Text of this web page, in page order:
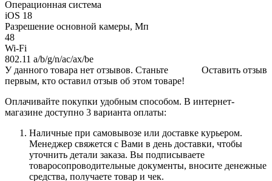
Операционная система
iOS 18
Разрешение основной камеры, Мп
48
Wi-Fi
802.11 a/b/g/n/ac/ax/be
Оставить отзыв
У данного товара нет отзывов. Станьте
первым, кто оставил отзыв об этом товаре!
Оплачивайте покупки удобным способом. В интернет-
магазине доступно 3 варианта оплаты:
Наличные при самовывозе или доставке курьером.
Менеджер свяжется с Вами в день доставки, чтобы
уточнить детали заказа. Вы подписываете
товаросопроводительные документы, вносите денежные
средства, получаете товар и чек.